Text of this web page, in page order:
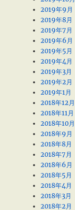
2019年9月
2019年8月
2019年7月
2019年6月
2019年5月
2019年4月
2019年3月
2019年2月
2019年1月
2018年12月
2018年11月
2018年10月
2018年9月
2018年8月
2018年7月
2018年6月
2018年5月
2018年4月
2018年3月
2018年2月